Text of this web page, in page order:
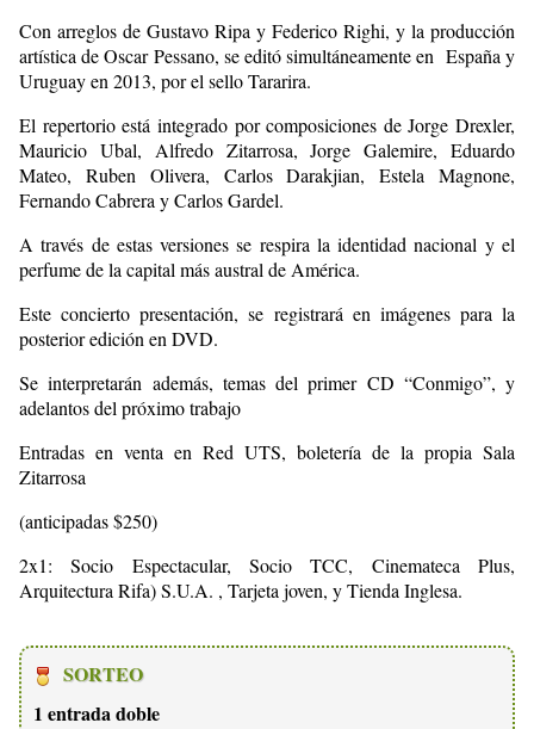
Con arreglos de Gustavo Ripa y Federico Righi, y la producción
artística de Oscar Pessano, se editó simultáneamente en España y
Uruguay en 2013, por el sello Tararira.
El repertorio está integrado por composiciones de Jorge Drexler,
Mauricio Ubal, Alfredo Zitarrosa, Jorge Galemire, Eduardo
Mateo, Ruben Olivera, Carlos Darakjian, Estela Magnone,
Fernando Cabrera y Carlos Gardel.
A través de estas versiones se respira la identidad nacional y el
perfume de la capital más austral de América.
Este concierto presentación, se registrará en imágenes para la
posterior edición en DVD.
Se interpretarán además, temas del primer CD “Conmigo”, y
adelantos del próximo trabajo
Entradas en venta en Red UTS, boletería de la propia Sala
Zitarrosa
(anticipadas $250)
2x1: Socio Espectacular, Socio TCC, Cinemateca Plus,
Arquitectura Rifa) S.U.A. , Tarjeta joven, y Tienda Inglesa.
SORTEO
1 entrada doble